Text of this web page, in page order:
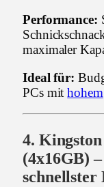
Performance:
maximaler
Ideal für:
PCs mithohem
4.
(4x16GB)
schnellster